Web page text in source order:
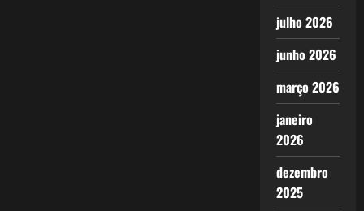
julho 2026
junho 2026
março 2026
janeiro
2026
dezembro
2025